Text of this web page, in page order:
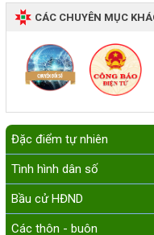
Đặc điểm tự nhiên
Tình hình dân số
Bầu cử HĐND
Các thôn - buôn
CÁC CHUYÊN MỤC